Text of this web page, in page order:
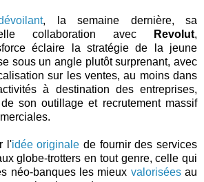
, la semaine dernière, sa
collaboration avec
Revolut,
éclaire la stratégie de la jeune
sous un angle plutôt surprenant, avec
sur les ventes, au moins dans
à destination des entreprises,
son outillage et recrutement massif
l'idée originale de fournir des services
globe-trotters en tout genre, celle qui
néo-banques les mieux valoriséesau